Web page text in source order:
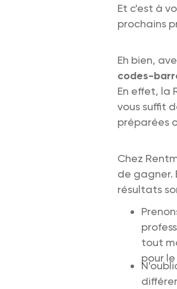
Et c'est à
prochains
Eh bien,
codes-
En effet, la
vous suffit
préparées
Chez
de gagner.
résultats
tout
pour